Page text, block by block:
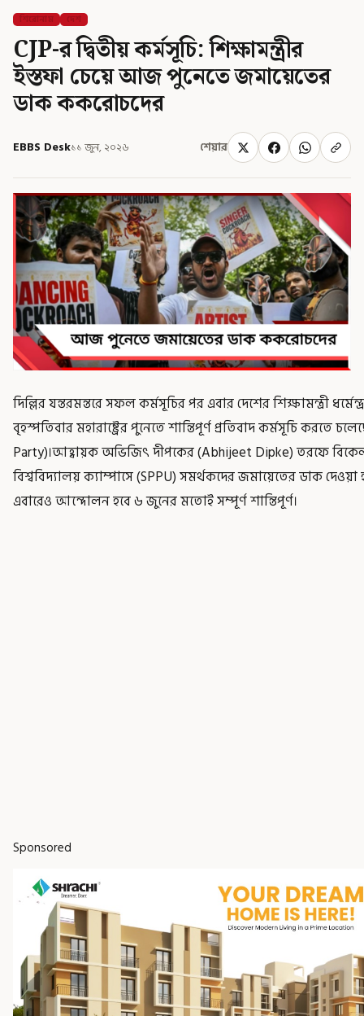
শিরোনাম দেশ
CJP-র দ্বিতীয় কর্মসূচি: শিক্ষামন্ত্রীর
ইস্তফা চেয়ে আজ পুনেতে জমায়েতের
ডাক ককরোচদের
EBBS Desk১১ জুন, ২০২৬ শেয়ার
দিল্লির যন্তরমন্তরে সফল কর্মসূচির পর এবার দেশের শিক্ষামন্ত্রী
বৃহস্পতিবার মহারাষ্ট্রের পুনেতে শান্তিপূর্ণ প্রতিবাদ কর্মসূচি করতে
Party)।আহ্বায়ক অভিজিৎ দীপকের (Abhijeet Dipke) তরফে বিকেল
বিশ্ববিদ্যালয় ক্যাম্পাসে (SPPU) সমর্থকদের জমায়েতের ডাক দেওয়া
এবারেও আন্দোলন হবে ৬ জুনের মতোই সম্পূর্ণ শান্তিপূর্ণ।
Sponsored